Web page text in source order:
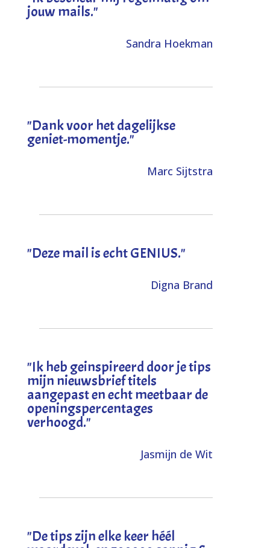
jouw mails."
Sandra Hoekman
"Dank voor het dagelijkse
geniet-momentje."
Marc Sijtstra
"Deze mail is echt GENIUS."
Digna Brand
"Ik heb geinspireerd door je tips
mijn nieuwsbrief titels
aangepast en echt meetbaar de
openingspercentages
verhoogd."
Jasmijn de Wit
"De tips zijn elke keer héél